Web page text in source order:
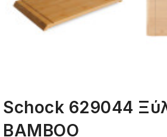
Schock 629044
BAMBOO